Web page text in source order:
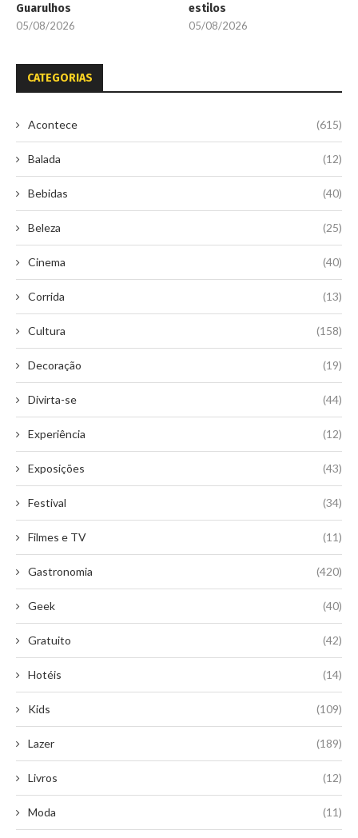
Guarulhos
05/08/2026
estilos
05/08/2026
CATEGORIAS
Acontece (615)
Balada (12)
Bebidas (40)
Beleza (25)
Cinema (40)
Corrida (13)
Cultura (158)
Decoração (19)
Divirta-se (44)
Experiência (12)
Exposições (43)
Festival (34)
Filmes e TV (11)
Gastronomia (420)
Geek (40)
Gratuito (42)
Hotéis (14)
Kids (109)
Lazer (189)
Livros (12)
Moda (11)